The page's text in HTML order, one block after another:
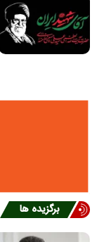
برگزیده ها